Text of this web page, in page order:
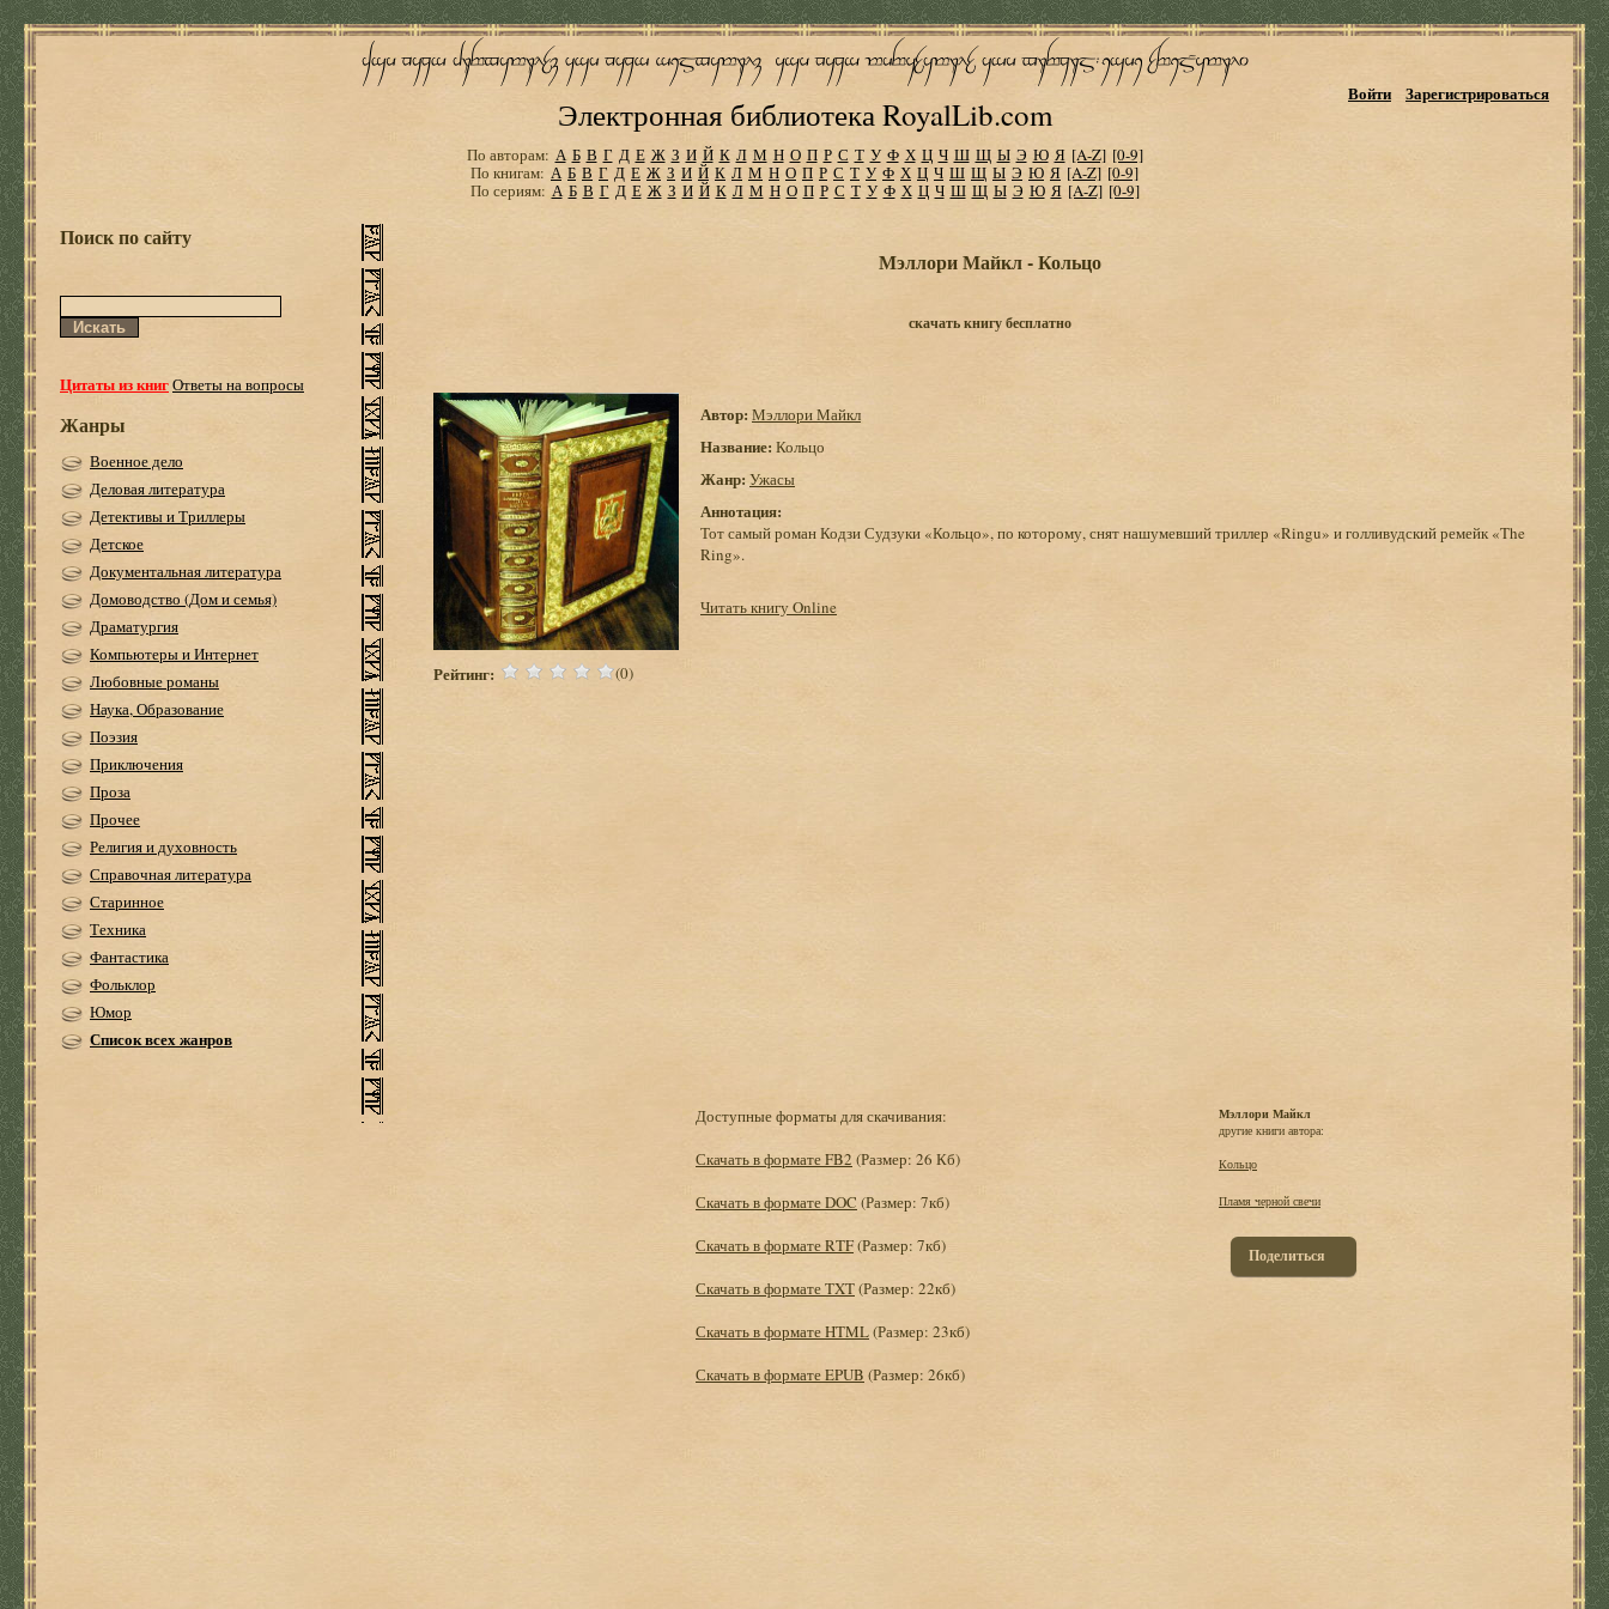
Электронная библиотека RoyalLib.com
Войти Зарегистрироваться
По авторам: А Б В Г Д Е Ж З И Й К Л М Н О П Р С Т У Ф Х Ц Ч Ш Щ Ы Э Ю Я [A-Z] [0-9]
По книгам: А Б В Г Д Е Ж З И Й К Л М Н О П Р С Т У Ф Х Ц Ч Ш Щ Ы Э Ю Я [A-Z] [0-9]
По сериям: А Б В Г Д Е Ж З И Й К Л М Н О П Р С Т У Ф Х Ц Ч Ш Щ Ы Э Ю Я [A-Z] [0-9]
Поиск по сайту
Цитаты из книгОтветы на вопросы
Жанры
Военное дело
Деловая литература
Детективы и Триллеры
Детское
Документальная литература
Домоводство (Дом и семья)
Драматургия
Компьютеры и Интернет
Любовные романы
Наука, Образование
Поэзия
Приключения
Проза
Прочее
Религия и духовность
Справочная литература
Старинное
Техника
Фантастика
Фольклор
Юмор
Список всех жанров
Мэллори Майкл - Кольцо
скачать книгу бесплатно
Рейтинг: (0)
Автор: Мэллори Майкл
Название: Кольцо
Жанр: Ужасы
Аннотация:
Тот самый роман Кодзи Судзуки «Кольцо», по которому, снят нашумевший триллер «Ringu» и голливудский ремейк «The
Ring».
Читать книгу Online
Доступные форматы для скачивания:
Скачать в формате FB2 (Размер: 26 Кб)
Скачать в формате DOC (Размер: 7кб)
Скачать в формате RTF(Размер: 7кб)
Скачать в формате TXT(Размер: 22кб)
Скачать в формате HTML(Размер: 23кб)
Скачать в формате EPUB (Размер: 26кб)
Мэллори Майкл
другие книги автора:
Кольцо
Пламя черной свечи
Поделиться